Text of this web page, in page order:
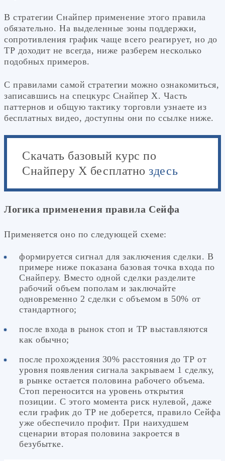
В стратегии Снайпер применение этого правила
обязательно. На выделенные зоны поддержки,
сопротивления график чаще всего реагирует, но до
ТР доходит не всегда, ниже разберем несколько
подобных примеров.
С правилами самой стратегии можно ознакомиться,
записавшись на спецкурс Снайпер Х. Часть
паттернов и общую тактику торговли узнаете из
бесплатных видео, доступны они по ссылке ниже.
Скачать базовый курс по
Снайперу Х бесплатноздесь
Логика применения правила Сейфа
Применяется оно по следующей схеме:
формируется сигнал для заключения сделки. В
примере ниже показана базовая точка входа по
Снайперу. Вместо одной сделки разделите
рабочий объем пополам и заключайте
одновременно 2 сделки с объемом в 50% от
стандартного;
после входа в рынок стоп и ТР выставляются
как обычно;
после прохождения 30% расстояния до ТР от
уровня появления сигнала закрываем 1 сделку,
в рынке остается половина рабочего объема.
Стоп переносится на уровень открытия
позиции. С этого момента риск нулевой, даже
если график до ТР не доберется, правило Сейфа
уже обеспечило профит. При наихудшем
сценарии вторая половина закроется в
безубытке.